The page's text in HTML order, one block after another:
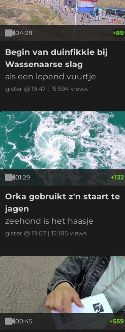
t, vaak in een wedstrijd of mo
eilijke situatie
04:28 +89
Begin van duinfikkie bij
Wassenaarse slag
als een lopend vuurtje
gister @ 19:47| 15.594views
01:29 +132
Orka gebruikt z'n staart te
jagen
zeehond is het haasje
gister @ 19:07| 12.185views
00:45 +559